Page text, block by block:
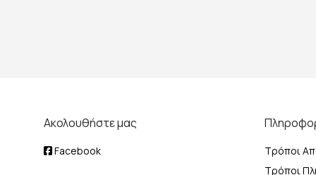
Ακολουθήστε μας
Facebook
Τρόποι
Τρόποι